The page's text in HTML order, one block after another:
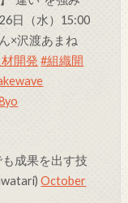
日（水）15:00
×沢渡あまね
開発 #組織開
成果を出す技
October